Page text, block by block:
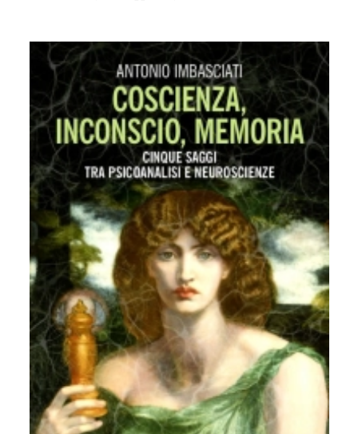
Formazione operatori sanitari
Psicoanalisi e psicosociologia del linguaggio iconico e
dei mass-media
13.Psicometria e test mentali